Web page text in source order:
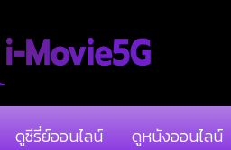
ดูซีรี่ย์ออนไลน์ ดูหนังออนไลน์